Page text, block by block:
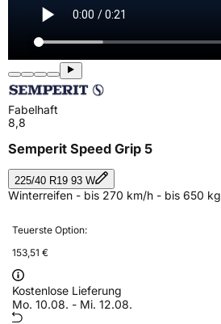
Fabelhaft
8,8
Semperit Speed Grip 5
225/40 R19 93 W
Winterreifen - bis 270 km/h - bis 650 kg
Teuerste Option:
153,51 €
Kostenlose Lieferung
Mo. 10.08. - Mi. 12.08.